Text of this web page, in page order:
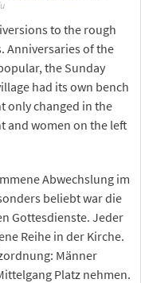
to the rough
Anniversaries of the
the Sunday
had its own bench
only changed in the
and women on the left
Abwechslung im
beliebt war die
Gottesdienste. Jeder
Reihe in der Kirche.
Männer
Platz nehmen.